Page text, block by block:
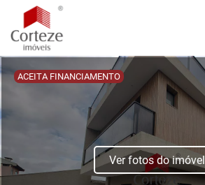
ACEITA FINANCIAMENTO
Ver fotos do imóvel